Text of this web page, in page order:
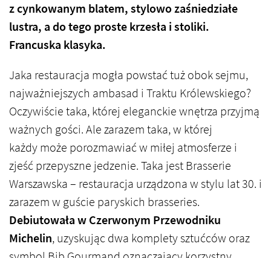
z cynkowanym blatem, stylowo zaśniedziałe
lustra, a do tego proste krzesła i stoliki.
Francuska klasyka.
Jaka restauracja mogła powstać tuż obok sejmu,
najważniejszych ambasad i Traktu Królewskiego?
Oczywiście taka, której eleganckie wnętrza przyjmą
ważnych gości. Ale zarazem taka, w której
każdy może porozmawiać w miłej atmosferze i
zjeść przepyszne jedzenie.Taka jest Brasserie
Warszawska – restauracja urządzona w stylu lat 30. i
zarazem w guście paryskich brasseries.
Debiutowała w Czerwonym Przewodniku
Michelin, uzyskując dwa komplety sztućców oraz